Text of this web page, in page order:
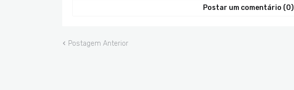
Postar um comentário (0)
Postagem Anterior